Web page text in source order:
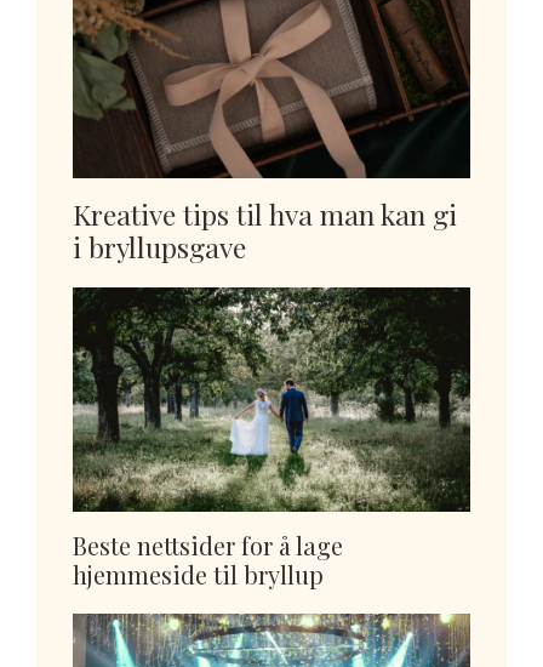
Kreative tips til hva man kan gi
i bryllupsgave
Beste nettsider for å lage
hjemmeside til bryllup